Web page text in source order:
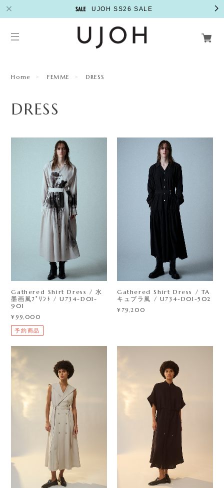
UJOH SS26 SALE
Home FEMME DRESS
DRESS
Gathered Shirt Dress / 水
墨画風ﾌﾟﾘﾝﾄ / U734-D01-
901
¥99,000
予約商品
Gathered Shirt Dress / TA
キュプラ風 / U734-D01-502
¥79,200